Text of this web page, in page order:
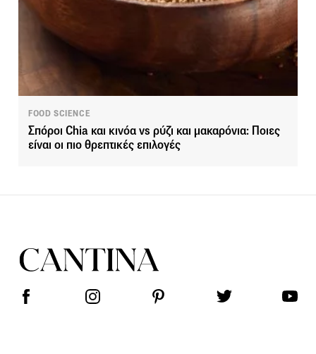
FOOD SCIENCE
Σπόροι Chia και κινόα vs ρύζι και μακαρόνια: Ποιες
είναι οι πιο θρεπτικές επιλογές